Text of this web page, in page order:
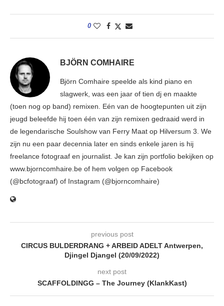
0
BJÖRN COMHAIRE
Björn Comhaire speelde als kind piano en
slagwerk, was een jaar of tien dj en maakte
(toen nog op band) remixen. Eén van de hoogtepunten uit zijn
jeugd beleefde hij toen één van zijn remixen gedraaid werd in
de legendarische Soulshow van Ferry Maat op Hilversum 3. We
zijn nu een paar decennia later en sinds enkele jaren is hij
freelance fotograaf en journalist. Je kan zijn portfolio bekijken op
www.bjorncomhaire.be of hem volgen op Facebook
(@bcfotograaf) of Instagram (@bjorncomhaire)
previous post
CIRCUS BULDERDRANG + ARBEID ADELT Antwerpen,
Djingel Djangel (20/09/2022)
next post
SCAFFOLDINGG – The Journey (KlankKast)